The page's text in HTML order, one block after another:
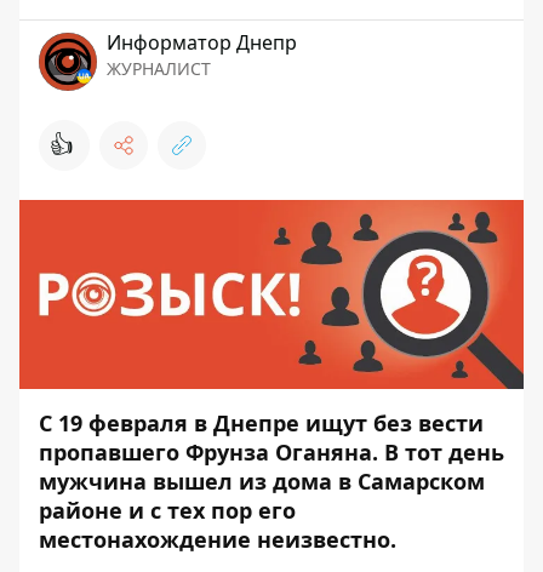
Информатор Днепр
ЖУРНАЛИСТ
👍
С 19 февраля в Днепре ищут без вести
пропавшего Фрунза Оганяна. В тот день
мужчина вышел из дома в Самарском
районе и с тех пор его
местонахождение неизвестно.